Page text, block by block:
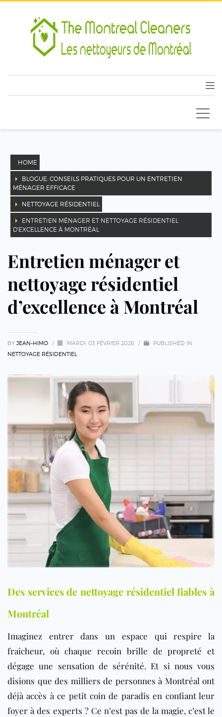
HOME
BLOGUE: CONSEILS PRATIQUES POUR UN ENTRETIEN
MÉNAGER EFFICACE
NETTOYAGE RÉSIDENTIEL
ENTRETIEN MÉNAGER ET NETTOYAGE RÉSIDENTIEL
D’EXCELLENCE À MONTRÉAL
Entretien ménager et
nettoyage résidentiel
d’excellence à Montréal
BY JEAN-HIMO / MARDI, 03 FÉVRIER 2026 /
PUBLISHED IN
NETTOYAGE RÉSIDENTIEL
Des services de nettoyage résidentiel fiables à
Montréal
Imaginez entrer dans un espace qui respire la
fraîcheur, où chaque recoin brille de propreté et
dégage une sensation de sérénité. Et si nous vous
disions que des milliers de personnes à Montréal ont
déjà accès à ce petit coin de paradis en confiant leur
foyer à des experts ? Ce n’est pas de la magie, c’est le